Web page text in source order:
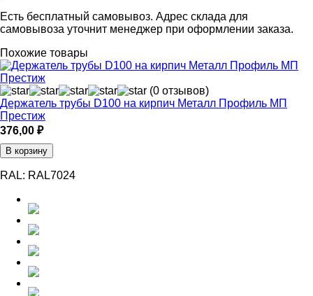
Есть бесплатный самовывоз. Адрес склада для
самовывоза уточнит менеджер при оформлении заказа.
Похожие товары
(0 отзывов)
Держатель трубы D100 на кирпич Металл Профиль МП
Престиж
376,00 ₽
В корзину
RAL: RAL7024